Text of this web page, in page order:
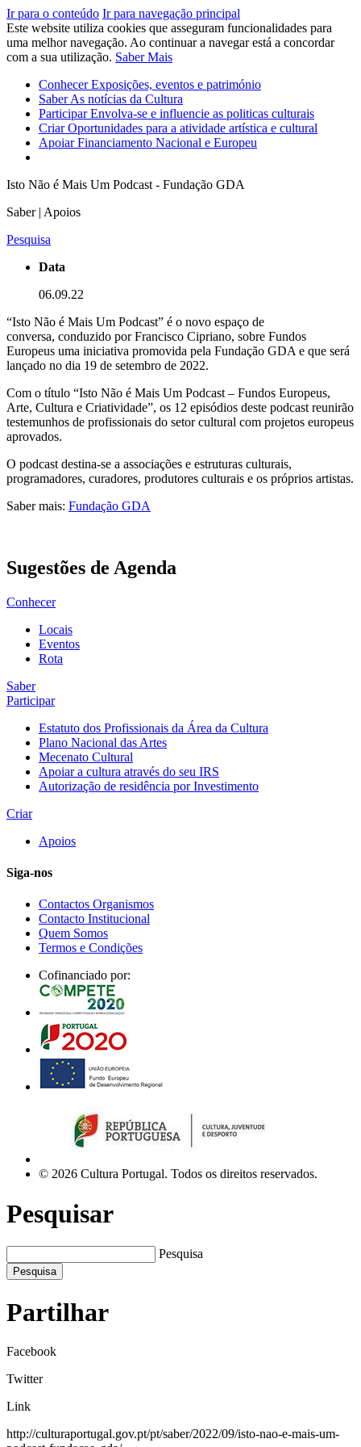
Ir para o conteúdo Ir para navegação principal
Este website utiliza cookies que asseguram funcionalidades para
uma melhor navegação. Ao continuar a navegar está a concordar
com a sua utilização. Saber Mais
ConhecerExposições, eventos e património
SaberAs notícias da Cultura
ParticiparEnvolva-se e influencie as politicas culturais
CriarOportunidades para a atividade artística e cultural
ApoiarFinanciamento Nacional e Europeu
Isto Não é Mais Um Podcast - Fundação GDA
Saber | Apoios
Pesquisa
Data
06.09.22
“Isto Não é Mais Um Podcast” é o novo espaço de
conversa, conduzido por Francisco Cipriano, sobre Fundos
Europeus uma iniciativa promovida pela Fundação GDA e que será
lançado no dia 19 de setembro de 2022.
Com o título “Isto Não é Mais Um Podcast – Fundos Europeus,
Arte, Cultura e Criatividade”, os 12 episódios deste podcast reunirão
testemunhos de profissionais do setor cultural com projetos europeus
aprovados.
O podcast destina-se a associações e estruturas culturais,
programadores, curadores, produtores culturais e os próprios artistas.
Saber mais: Fundação GDA
Sugestões de Agenda
Conhecer
Locais
Eventos
Rota
Saber
Participar
Estatuto dos Profissionais da Área da Cultura
Plano Nacional das Artes
Mecenato Cultural
Apoiar a cultura através do seu IRS
Autorização de residência por Investimento
Criar
Apoios
Siga-nos
Contactos Organismos
Contacto Institucional
Quem Somos
Termos e Condições
Cofinanciado por:
© 2026 Cultura Portugal. Todos os direitos reservados.
Pesquisar
Pesquisa
Pesquisa
Partilhar
Facebook
Twitter
Link
http://culturaportugal.gov.pt/pt/saber/2022/09/isto-nao-e-mais-um-